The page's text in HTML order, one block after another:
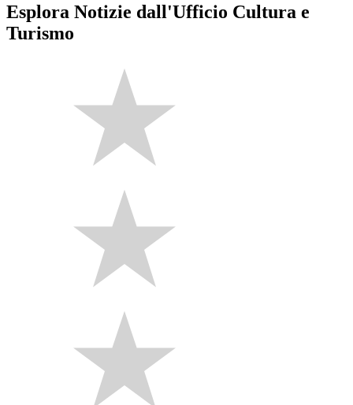
Esplora Notizie dall'Ufficio Cultura e
Turismo